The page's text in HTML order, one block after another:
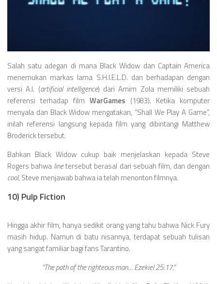
Salah satu adegan di mana Black Widow dan Captain America
menemukan markas lama S.H.I.E.L.D. dan berhadapan dengan
versi A.I. (artificial intelligence) dari Arnim Zola memiliki sebuah
referensi terhadap film WarGames (1983). Ketika komputer
menyala dan Black Widow mengatakan, “Shall We Play A Game”,
inilah referensi langsung kepada film yang dibintangi Matthew
Broderick tersebut.
Bahkan Black Widow cukup baik menjelaskan kepada Steve
Rogers bahwa linetersebut berasal dari sebuah film, dan dengan
cool, Steve menjawab bahwa ia telah menonton filmnya.
10) Pulp Fiction
Hingga akhir film, hanya sedikit orang yang tahu bahwa Nick Fury
masih hidup. Namun di batu nisannya, terdapat sebuah tulisan
yang sangat familiar bagi fans Tarantino.
“The path of the righteous man… Ezekiel 25:17.”